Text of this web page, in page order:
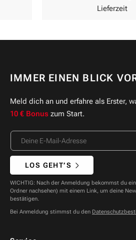
Lieferzeit
IMMER EINEN BLICK
Meld dich an und erfahre als Erster,
10 € Bonus zum Start.
LOS GEHT’S
WICHTIG: Nach der Anmeldung bekommst du
Ordner nachsehen) mit einem Link, um deine
bestätigen.
Bei Anmeldung stimmst du den